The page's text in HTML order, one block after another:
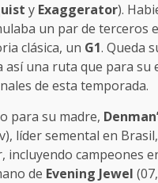
y Exaggerator).
un par de terceros
clásica, un G1. Queda
así una ruta que para su
de esta temporada.
para su madre,
líder semental en
campeones
de Evening Jewel (07,